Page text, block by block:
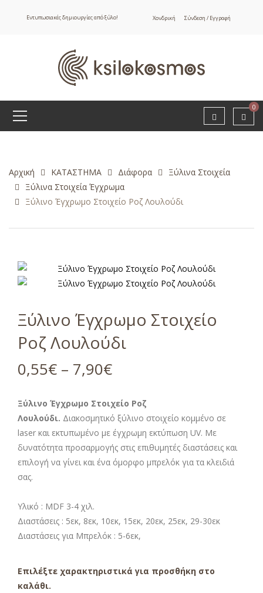
Εντυπωσιακές δημιουργίες από ξύλο! Χονδρική Σύνδεση / Εγγραφή
0
Αρχική ΚΑΤΑΣΤΗΜΑ Διάφορα
Ξύλινα Στοιχεία
Ξύλινα Στοιχεία Έγχρωμα
Ξύλινο Έγχρωμο Στοιχείο Ροζ Λουλούδι
Ξύλινο Έγχρωμο Στοιχείο
Ροζ Λουλούδι
0,55€ – 7,90€
Ξύλινο Έγχρωμο Στοιχείο Ροζ
Λουλούδι. Διακοσμητικό ξύλινο στοιχείο κομμένο σε
laser και εκτυπωμένο με έγχρωμη εκτύπωση UV. Με
δυνατότητα προσαρμογής στις επιθυμητές διαστάσεις και
επιλογή να γίνει και ένα όμορφο μπρελόκ για τα κλειδιά
σας.
Υλικό : MDF 3-4 χιλ.
Διαστάσεις : 5εκ, 8εκ, 10εκ, 15εκ, 20εκ, 25εκ, 29-30εκ
Διαστάσεις για Μπρελόκ : 5-6εκ,
Επιλέξτε χαρακτηριστικά για προσθήκη στο
καλάθι.